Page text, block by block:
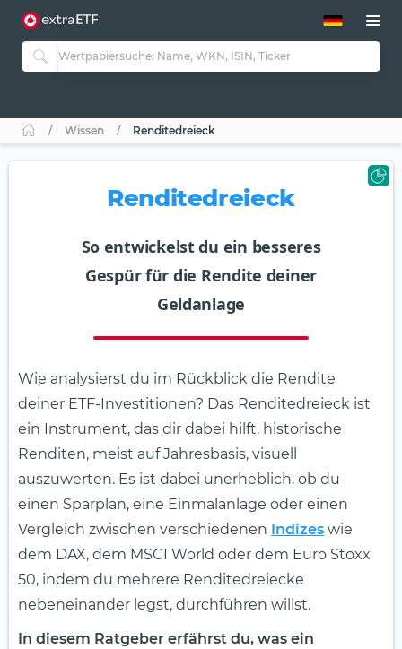
ETF-Guide 2.0
Guide Aktive ETFs
ETF-Sparpläne
Wissen Renditedreieck
Renditedreieck
So entwickelst du ein besseres
Gespür für die Rendite deiner
Geldanlage
Wie analysierst du im Rückblick die Rendite
deiner ETF-Investitionen? Das Renditedreieck ist
ein Instrument, das dir dabei hilft, historische
Renditen, meist auf Jahresbasis, visuell
auszuwerten. Es ist dabei unerheblich, ob du
einen Sparplan, eine Einmalanlage oder einen
Vergleich zwischen verschiedenen Indizes wie
dem DAX, dem MSCI World oder dem Euro Stoxx
50, indem du mehrere Renditedreiecke
nebeneinander legst, durchführen willst.
In diesem Ratgeber erfährst du, was ein